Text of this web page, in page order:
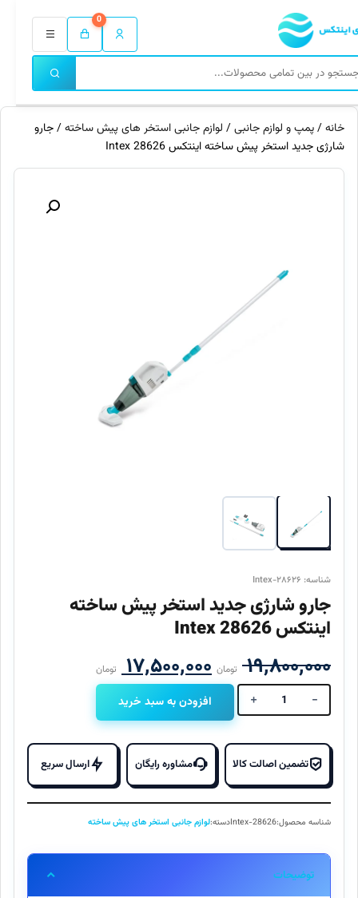
0
خانه/پمپ و لوازم جانبی/ لوازم جانبی استخر های پیش ساخته/ جارو
شارژی جدید استخر پیش ساخته اینتکس 28626 Intex
شناسه: Intex-۲۸۶۲۶
جارو شارژی جدید استخر پیش ساخته
اینتکس 28626 Intex
۱۹,۸۰۰,۰۰۰ تومان قیمت
اصلی
۱۹,۸۰۰,۰۰۰ تومان
بود.
۱۷,۵۰۰,۰۰۰ تومانقیمت
است.
جدید
استخر
پیش
ساخته
اینتکس
Intex
عدد
-
+ افزودن به سبد خرید
تضمین اصالت کالا مشاوره رایگان ارسال سریع
شناسه محصول:Intex-28626دسته:لوازم جانبی استخر های پیش ساخته
توضیحات